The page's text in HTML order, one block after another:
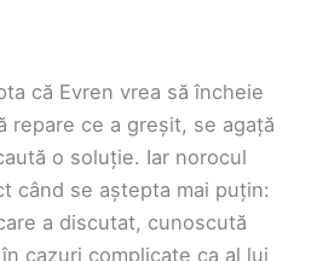
că Evren vrea să încheie
repare ce a greșit, se agață
o soluție. Iar norocul
când se aștepta mai puțin:
a discutat, cunoscută
cazuri complicate ca al lui